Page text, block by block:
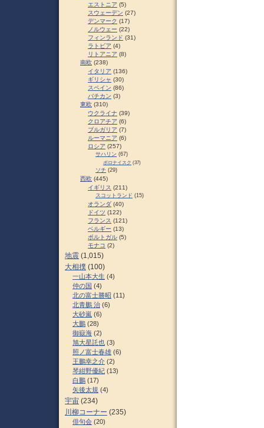
エストニア (5)
スウェーデン (27)
デンマーク (17)
ノルウェー (22)
フィンランド (31)
ラトビア (4)
リトアニア (8)
南欧 (238)
イタリア (136)
ギリシャ (30)
スペイン (86)
バチカン (3)
東欧 (310)
ウクライナ (39)
クロアチア (6)
ブルガリア (7)
ルーマニア (6)
ロシア (257)
サハリン (67)
ポロナイスク (37)
ソチ (29)
西欧 (445)
イギリス (211)
スコットランド (15)
オランダ (40)
ドイツ (122)
フランス (121)
ベルギー (13)
ポルトガル (5)
モナコ (2)
地震 (1,015)
大相撲 (100)
一山本大生 (4)
仲の国 (4)
北の富士勝昭 (11)
北青鵬 治 (6)
大砂嵐 (6)
大鵬 (28)
御嶽海 (2)
旭大星託也 (3)
照ノ富士春雄 (6)
王鵬幸之介 (2)
琴紺野優紀 (13)
白鵬 (17)
矢後太規 (4)
宇宙 (234)
川柳コーナー (235)
俳句会 (20)